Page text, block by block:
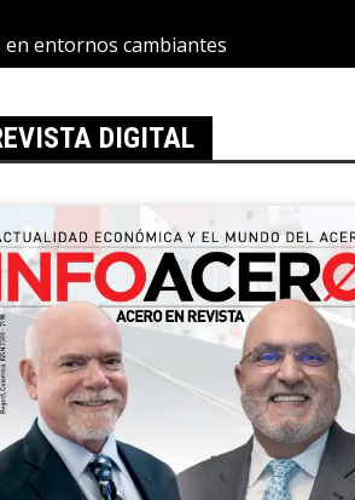
entornos cambiantes
DIGITAL